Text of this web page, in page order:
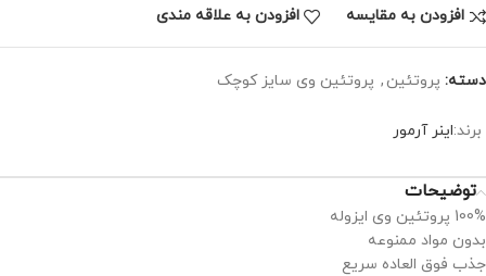
افزودن به مقایسه
افزودن به علاقه مندی
دسته: پروتئین , پروتئین وی سایز کوچک
برند:اینر آرمور
توضیحات
100% پروتئین وی ایزوله
بدون مواد ممنوعه
جذب فوق العاده سریع